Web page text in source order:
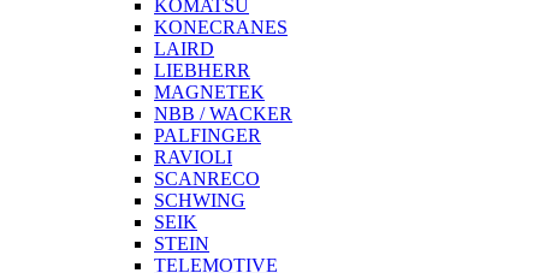
KOMATSU
KONECRANES
LAIRD
LIEBHERR
MAGNETEK
NBB / WACKER
PALFINGER
RAVIOLI
SCANRECO
SCHWING
SEIK
STEIN
TELEMOTIVE